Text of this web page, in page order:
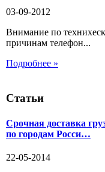
03-09-2012
Внимание по
причинам телефон...
Подробнее »
Статьи
Срочная доставка
по городам Росси…
22-05-2014